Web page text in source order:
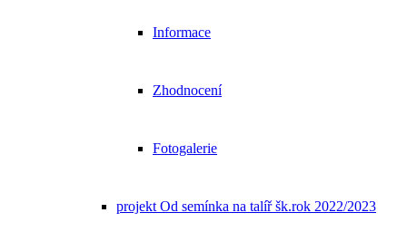
Informace
Zhodnocení
Fotogalerie
projekt Od semínka na talíř šk.rok 2022/2023